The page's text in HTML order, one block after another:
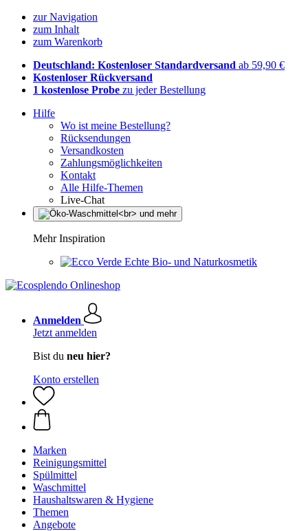
zur Navigation
zum Inhalt
zum Warenkorb
Deutschland: Kostenloser Standardversand ab 59,90 €
Kostenloser Rückversand
1 kostenlose Probe zu jeder Bestellung
Hilfe
Wo ist meine Bestellung?
Rücksendungen
Versandkosten
Zahlungsmöglichkeiten
Kontakt
Alle Hilfe-Themen
Live-Chat
Mehr Inspiration
Echte Bio- und Naturkosmetik
Anmelden
Jetzt anmelden
Bist du neu hier?
Konto erstellen
Marken
Reinigungsmittel
Spülmittel
Waschmittel
Haushaltswaren & Hygiene
Themen
Angebote